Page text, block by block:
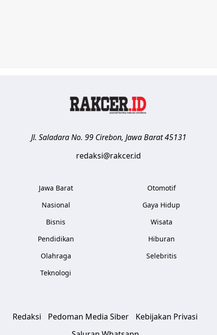
Jl. Saladara No. 99 Cirebon, Jawa Barat 45131
redaksi@rakcer.id
Jawa Barat
Nasional
Bisnis
Pendidikan
Olahraga
Teknologi
Otomotif
Gaya Hidup
Wisata
Hiburan
Selebritis
Redaksi Pedoman Media Siber
Kebijakan Privasi